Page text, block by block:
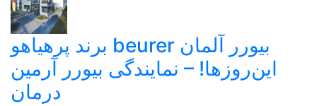
بیورر آلمان beurer برند پرهیاهو
این‌روزها! – نمایندگی بیورر آرمین
درمان